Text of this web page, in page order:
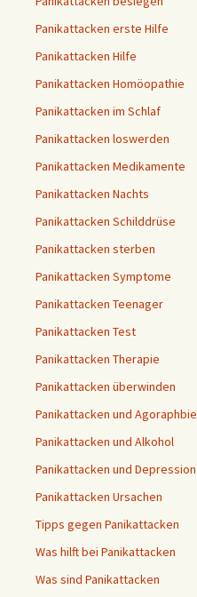
Panikattacken erste Hilfe
Panikattacken Hilfe
Panikattacken Homöopathie
Panikattacken im Schlaf
Panikattacken loswerden
Panikattacken Medikamente
Panikattacken Nachts
Panikattacken Schilddrüse
Panikattacken sterben
Panikattacken Symptome
Panikattacken Teenager
Panikattacken Test
Panikattacken Therapie
Panikattacken überwinden
Panikattacken und Agoraphbie
Panikattacken und Alkohol
Panikattacken und Depression
Panikattacken Ursachen
Tipps gegen Panikattacken
Was hilft bei Panikattacken
Was sind Panikattacken